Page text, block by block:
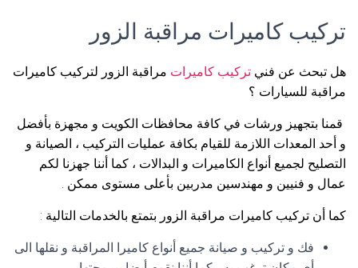
تركيب كاميرات مراقبة الزور
هل تبحث عن فني تركيب كاميرات مراقبة الزور لتركيب كاميرات
مراقبة للسيارات ؟
قمنا بتجهيز ورشات في كافة محافظات الكويت و مجهزة بأفضل
و أحد المعدات اللازمة للقيام بكافة عمليات التركيب ، الصيانة و
التصليح لجميع أنواع الكاميرات و البدالات ، كما أننا جهزنا لكم
عمال و فنيين و مهندسين مدربين بأعلى مستوى ممكن .
كما أن تركيب كاميرات مراقبة الزور بتمتع بالخدمات التالية :
فك و تركيب و صيانة جميع أنواع كاميرا المراقبة و نقلها الى